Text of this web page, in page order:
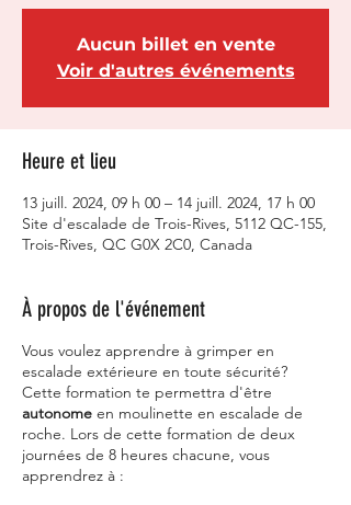
Aucun billet en vente
Voir d'autres événements
Heure et lieu
13 juill. 2024, 09 h 00 – 14 juill. 2024, 17 h 00
Site d'escalade de Trois-Rives, 5112 QC-155,
Trois-Rives, QC G0X 2C0, Canada
À propos de l'événement
Vous voulez apprendre à grimper en
escalade extérieure en toute sécurité?
Cette formation te permettra d'être
autonome en moulinette en escalade de
roche. Lors de cette formation de deux
journées de 8 heures chacune, vous
apprendrez à :